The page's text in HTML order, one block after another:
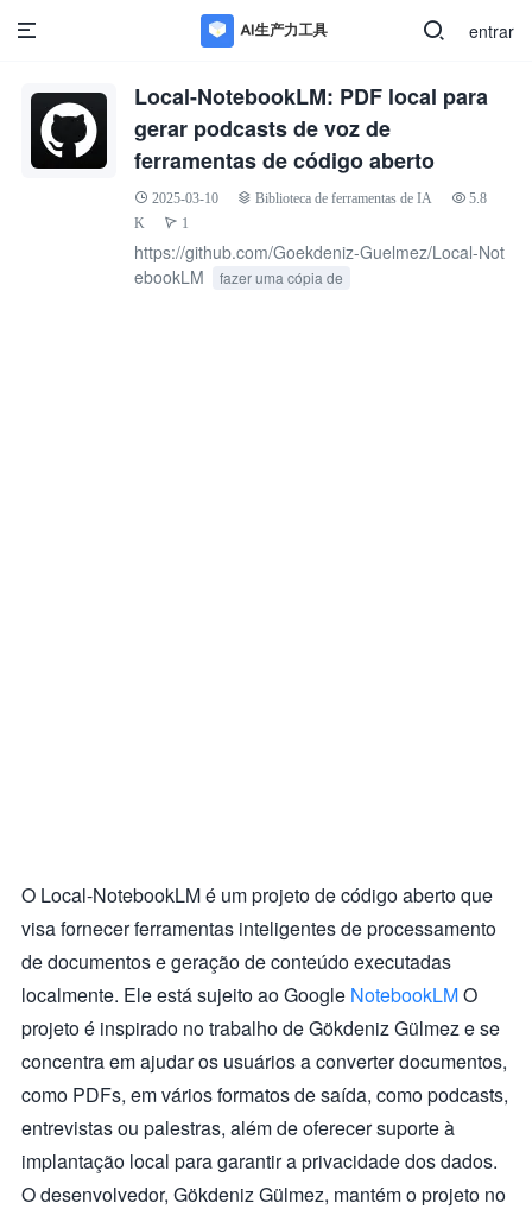
entrar
Local-NotebookLM: PDF local para
gerar podcasts de voz de
ferramentas de código aberto
2025-03-10 Biblioteca de ferramentas de IA
5.8
K
1
https://github.com/Goekdeniz-Guelmez/Local-Not
ebookLM
fazer uma cópia de
O Local-NotebookLM é um projeto de código aberto que
visa fornecer ferramentas inteligentes de processamento
de documentos e geração de conteúdo executadas
localmente. Ele está sujeito ao Google NotebookLMO
projeto é inspirado no trabalho de Gökdeniz Gülmez e se
concentra em ajudar os usuários a converter documentos,
como PDFs, em vários formatos de saída, como podcasts,
entrevistas ou palestras, além de oferecer suporte à
implantação local para garantir a privacidade dos dados.
O desenvolvedor, Gökdeniz Gülmez, mantém o projeto no